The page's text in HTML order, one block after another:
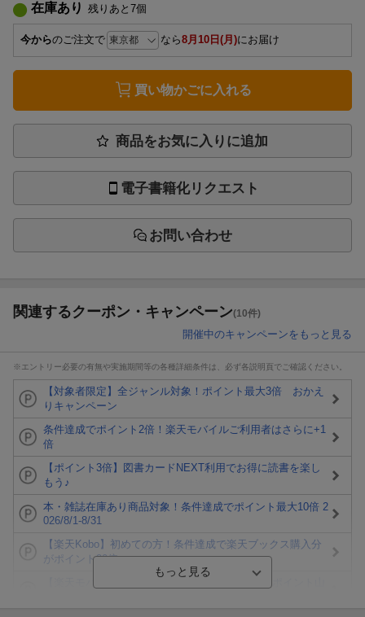
在庫あり 残りあと 7個
今からのご注文で なら8月10日(月)にお届け
買い物かごに入れる
商品をお気に入りに追加
電子書籍化リクエスト
お問い合わせ
関連するクーポン・キャンペーン(10件)
開催中のキャンペーンをもっと見る
※エントリー必要の有無や実施期間等の各種詳細条件は、必ず各説明頁でご確認ください。
【対象者限定】全ジャンル対象！ポイント最大3倍 おかえ
りキャンペーン
条件達成でポイント2倍！楽天モバイルご利用者はさらに+1
倍
【ポイント3倍】図書カードNEXT利用でお得に読書を楽し
もう♪
本・雑誌在庫あり商品対象！条件達成でポイント最大10倍 2
026/8/1-8/31
【楽天Kobo】初めての方！条件達成で楽天ブックス購入分
がポイント20倍